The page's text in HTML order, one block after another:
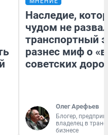
Наследие,
чудом не
транспортный
разнес миф о
советских
Олег Арефьев
Блогер,
владелец в
бизнесе